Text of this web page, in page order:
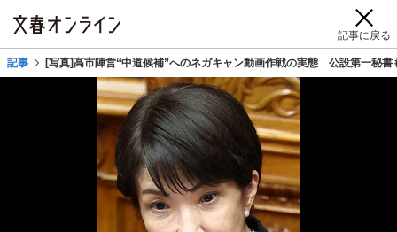
記事に戻る
記事 [写真]高市陣営“中道候補”へのネガキャン動画作戦の実態 公設第一秘